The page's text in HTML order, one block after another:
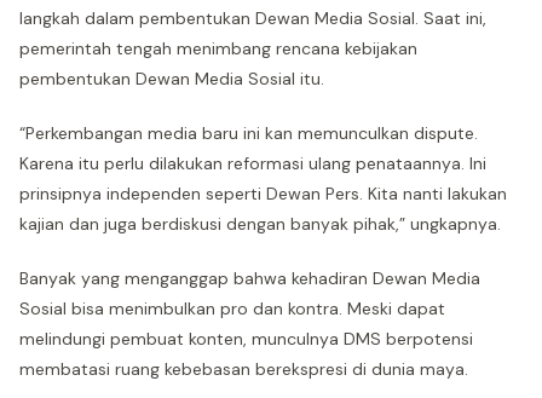
langkah dalam pembentukan Dewan Media Sosial. Saat ini,
pemerintah tengah menimbang rencana kebijakan
pembentukan Dewan Media Sosial itu.
“Perkembangan media baru ini kan memunculkan dispute.
Karena itu perlu dilakukan reformasi ulang penataannya. Ini
prinsipnya independen seperti Dewan Pers. Kita nanti lakukan
kajian dan juga berdiskusi dengan banyak pihak,” ungkapnya.
Banyak yang menganggap bahwa kehadiran Dewan Media
Sosial bisa menimbulkan pro dan kontra. Meski dapat
melindungi pembuat konten, munculnya DMS berpotensi
membatasi ruang kebebasan berekspresi di dunia maya.